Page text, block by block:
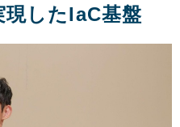
したIaC基盤